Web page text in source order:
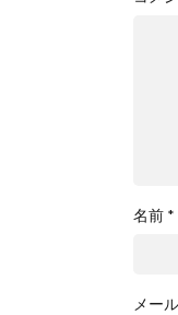
名前 *
メール